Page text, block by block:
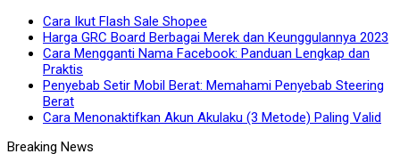
Cara Ikut Flash Sale Shopee
Harga GRC Board Berbagai Merek dan Keunggulannya 2023
Cara Mengganti Nama Facebook: Panduan Lengkap dan
Praktis
Penyebab Setir Mobil Berat: Memahami Penyebab Steering
Berat
Cara Menonaktifkan Akun Akulaku (3 Metode) Paling Valid